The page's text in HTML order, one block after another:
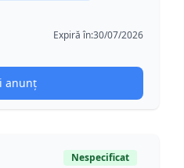
Expiră în:30/07/2026
anunț
Nespecificat